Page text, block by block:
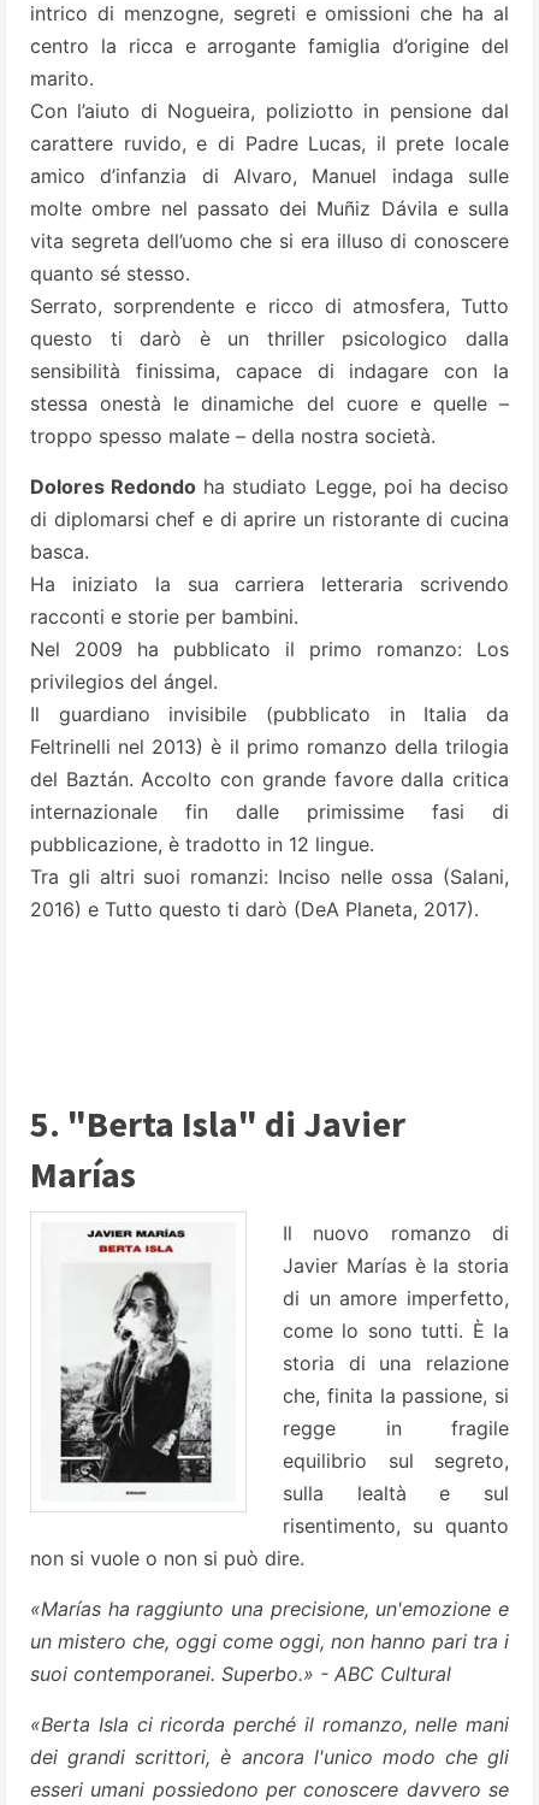
intrico di menzogne, segreti e omissioni che ha al
centro la ricca e arrogante famiglia d’origine del
marito.
Con l’aiuto di Nogueira, poliziotto in pensione dal
carattere ruvido, e di Padre Lucas, il prete locale
amico d’infanzia di Alvaro, Manuel indaga sulle
molte ombre nel passato dei Muñiz Dávila e sulla
vita segreta dell’uomo che si era illuso di conoscere
quanto sé stesso.
Serrato, sorprendente e ricco di atmosfera, Tutto
questo ti darò è un thriller psicologico dalla
sensibilità finissima, capace di indagare con la
stessa onestà le dinamiche del cuore e quelle –
troppo spesso malate – della nostra società.
Dolores Redondo ha studiato Legge, poi ha deciso
di diplomarsi chef e di aprire un ristorante di cucina
basca.
Ha iniziato la sua carriera letteraria scrivendo
racconti e storie per bambini.
Nel 2009 ha pubblicato il primo romanzo: Los
privilegios del ángel.
Il guardiano invisibile (pubblicato in Italia da
Feltrinelli nel 2013) è il primo romanzo della trilogia
del Baztán. Accolto con grande favore dalla critica
internazionale fin dalle primissime fasi di
pubblicazione, è tradotto in 12 lingue.
Tra gli altri suoi romanzi: Inciso nelle ossa (Salani,
2016) e Tutto questo ti darò (DeA Planeta, 2017).
5. "Berta Isla" di Javier
Marías
Il nuovo romanzo di
Javier Marías è la storia
di un amore imperfetto,
come lo sono tutti. È la
storia di una relazione
che, finita la passione, si
regge in fragile
equilibrio sul segreto,
sulla lealtà e sul
risentimento, su quanto
non si vuole o non si può dire.
«Marías ha raggiunto una precisione, un'emozione e
un mistero che, oggi come oggi, non hanno pari tra i
suoi contemporanei. Superbo.» - ABC Cultural
«Berta Isla ci ricorda perché il romanzo, nelle mani
dei grandi scrittori, è ancora l'unico modo che gli
esseri umani possiedono per conoscere davvero se